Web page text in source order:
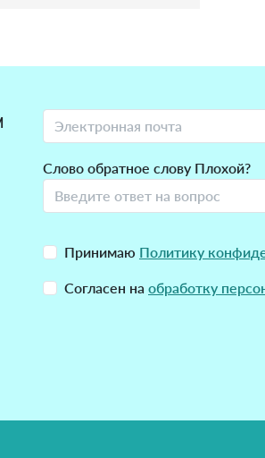
Слово обратное слову Плохой?
Принимаю Политику
Согласен на обработку